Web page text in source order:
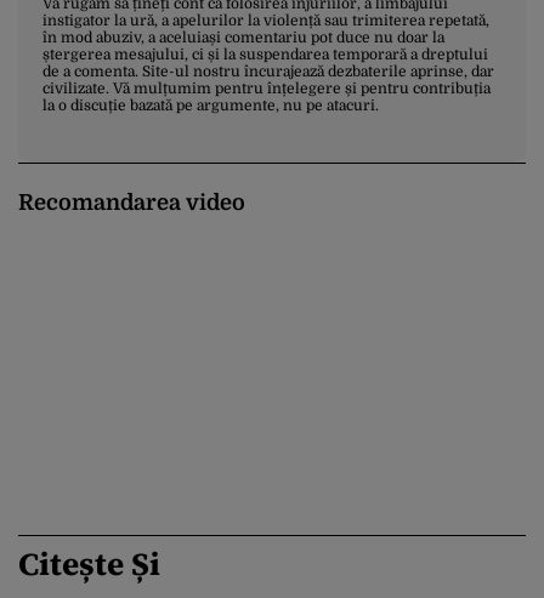
instigator la ură, a apelurilor la violență sau trimiterea repetată,
în mod abuziv, a aceluiași comentariu pot duce nu doar la
ștergerea mesajului, ci și la suspendarea temporară a dreptului
de a comenta. Site-ul nostru încurajează dezbaterile aprinse, dar
civilizate. Vă mulțumim pentru înțelegere și pentru contribuția
la o discuție bazată pe argumente, nu pe atacuri.
Recomandarea video
Citește Și